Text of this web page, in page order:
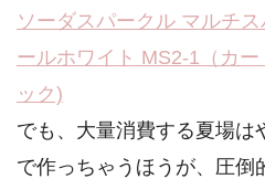
ソーダスパークル マルチ
ールホワイト MS2-1（カ
ック)
でも、大量消費する夏場は
で作っちゃうほうが、圧倒